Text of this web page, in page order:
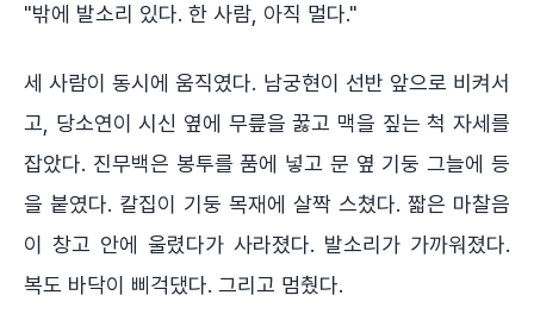
"밖에 발소리 있다. 한 사람, 아직 멀다."
세 사람이 동시에 움직였다. 남궁현이 선반 앞으로 비켜서
고, 당소연이 시신 옆에 무릎을 꿇고 맥을 짚는 척 자세를
잡았다. 진무백은 봉투를 품에 넣고 문 옆 기둥 그늘에 등
을 붙였다. 칼집이 기둥 목재에 살짝 스쳤다. 짧은 마찰음
이 창고 안에 울렸다가 사라졌다. 발소리가 가까워졌다.
복도 바닥이 삐걱댔다. 그리고 멈췄다.